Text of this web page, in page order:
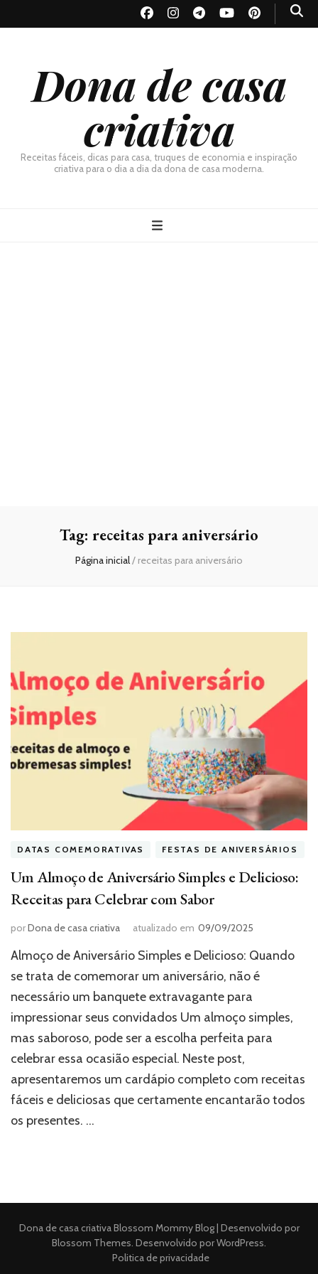
Dona de casa
criativa
Receitas fáceis, dicas para casa, truques de economia e inspiração
criativa para o dia a dia da dona de casa moderna.
Tag: receitas para aniversário
Página inicial/ receitas para aniversário
DATAS COMEMORATIVAS FESTAS DE ANIVERSÁRIOS
Um Almoço de Aniversário Simples e Delicioso:
Receitas para Celebrar com Sabor
porDona de casa criativa atualizado em 09/09/2025
Almoço de Aniversário Simples e Delicioso: Quando
se trata de comemorar um aniversário, não é
necessário um banquete extravagante para
impressionar seus convidados Um almoço simples,
mas saboroso, pode ser a escolha perfeita para
celebrar essa ocasião especial. Neste post,
apresentaremos um cardápio completo com receitas
fáceis e deliciosas que certamente encantarão todos
os presentes. …
Dona de casa criativaBlossom Mommy Blog | Desenvolvido por
Blossom Themes. Desenvolvido porWordPress.
Politica de privacidade